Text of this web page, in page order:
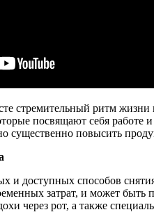
стремительный ритм
посвящают себя работе
существенно повысить
доступных способов
затрат, и может быть
через рот, а также